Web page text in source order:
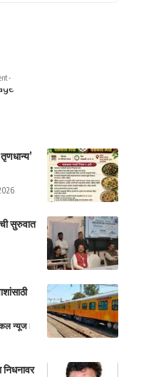
-
सुरुवात
न्यूज
निधनावर